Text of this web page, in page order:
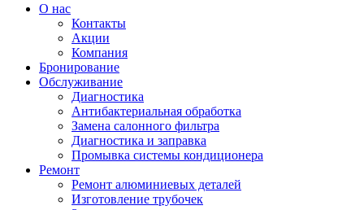
О нас
Контакты
Акции
Компания
Бронирование
Обслуживание
Диагностика
Aнтибактериальная обработка
Замена салонного фильтра
Диагностика и заправка
Промывка системы кондиционера
Ремонт
Ремонт алюминиевых деталей
Изготовление трубочек